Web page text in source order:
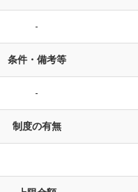
-
条件・備考等
-
制度の有無